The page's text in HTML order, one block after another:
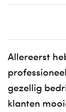
Allereerst
gezellig
klanten